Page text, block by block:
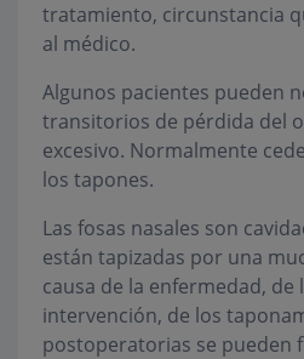
tratamiento, circunstancia
al médico.
Algunos pacientes pueden
transitorios de pérdida del
excesivo. Normalmente
los tapones.
Las fosas nasales son
están tapizadas por una
causa de la enfermedad, de
intervención, de los
postoperatorias se pueden